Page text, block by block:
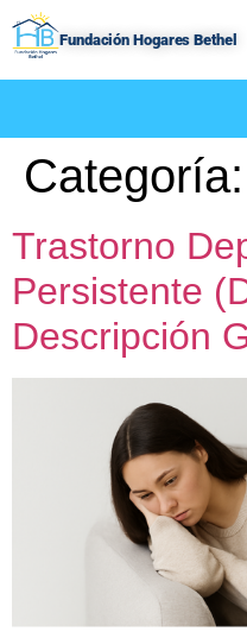
Fundación Hogares Bethel
Categoría:
Trastorno
Persistente
Descripción